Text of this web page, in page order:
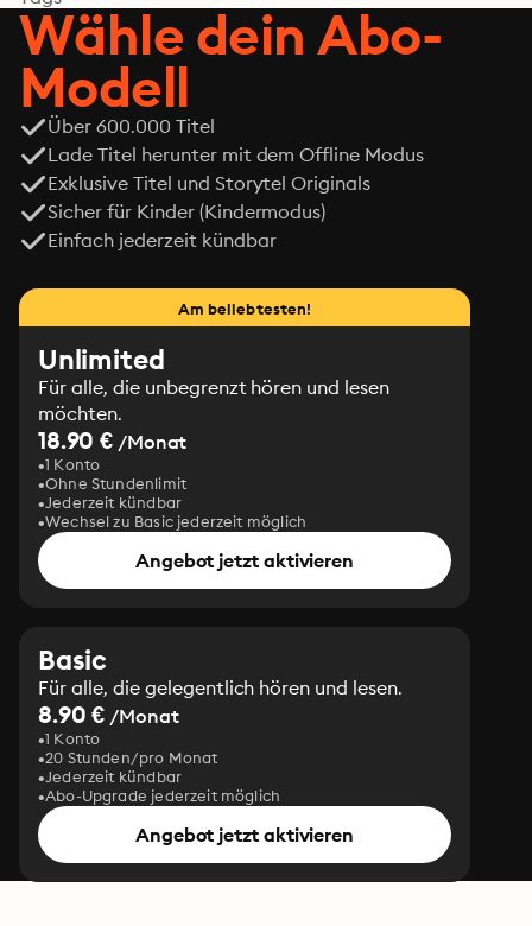
Wähle dein Abo-
Modell
Über 600.000 Titel
Lade Titel herunter mit dem Offline Modus
Exklusive Titel und Storytel Originals
Sicher für Kinder (Kindermodus)
Einfach jederzeit kündbar
Am beliebtesten!
Unlimited
Für alle, die unbegrenzt hören und lesen
möchten.
18.90 € /Monat
1 Konto
Ohne Stundenlimit
Jederzeit kündbar
Wechsel zu Basic jederzeit möglich
Angebot jetzt aktivieren
Basic
Für alle, die gelegentlich hören und lesen.
8.90 € /Monat
1 Konto
20 Stunden/pro Monat
Jederzeit kündbar
Abo-Upgrade jederzeit möglich
Angebot jetzt aktivieren